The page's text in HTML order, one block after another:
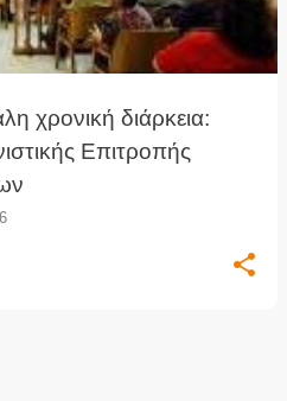
χρονική διάρκεια:
Επιτροπής